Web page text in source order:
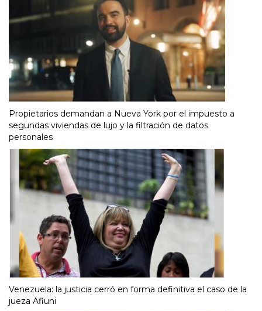
Propietarios demandan a Nueva York por el impuesto a
segundas viviendas de lujo y la filtración de datos
personales
Venezuela: la justicia cerró en forma definitiva el caso de la
jueza Afiuni